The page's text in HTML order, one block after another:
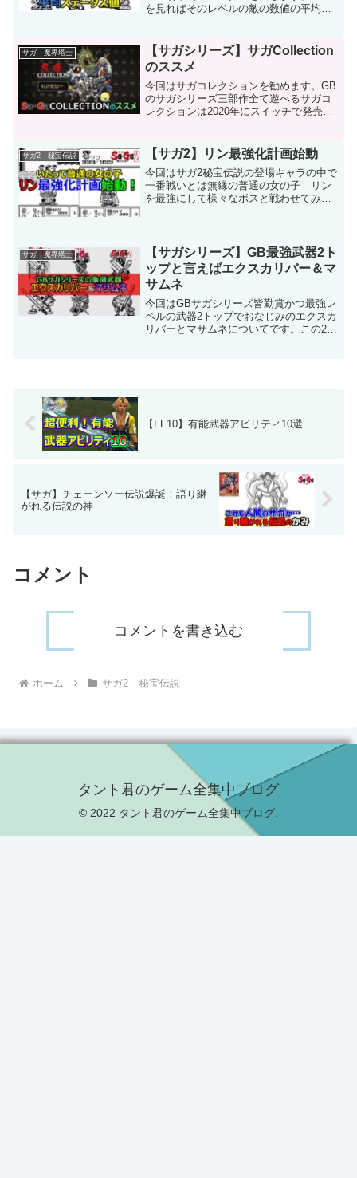
を見ればそのレベルの敵の数値の平均値
る指標になるかも知れません。なのでそ
んな数値に関してあーだこ...
サガ 魔界塔士
【サガシリーズ】サガCollection
のススメ
今回はサガコレクションを勧めます。GB
のサガシリーズ三部作全て遊べるサガコ
レクションは2020年にスイッチで発売さ
なサガコレクションのオススメポイント
や オリジナル...
サガ2 秘宝伝説 【サガ2】リン最強化計画始動
今回はサガ2秘宝伝説の登場キャラの中で
一番戦いとは無縁の普通の女の子 リン
を最強にして様々なボスと戦わせてみま
しかしあらゆる手段を使...
サガ 魔界塔士
【サガシリーズ】GB最強武器2ト
ップと言えばエクスカリバー＆マ
サムネ
今回はGBサガシリーズ皆勤賞かつ最強レ
ベルの武器2トップでおなじみのエクスカ
リバーとマサムネについてです。この2つ
【FF10】有能武器アビリティ10選
【サガ】チェーンソー伝説爆誕！語り継
がれる伝説の神
コメント
コメントを書き込む
ホーム サガ2 秘宝伝説
タント君のゲーム全集中ブログ
© 2022 タント君のゲーム全集中ブログ.